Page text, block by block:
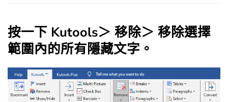
按一下 Kutools＞ 移除＞ 移除選擇
範圍內的所有隱藏文字 。